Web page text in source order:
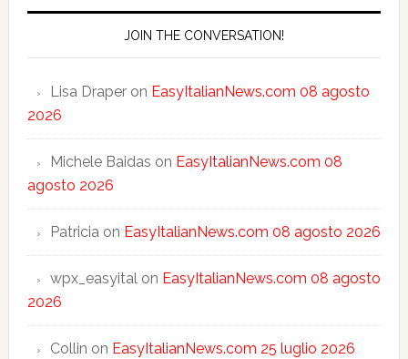
JOIN THE CONVERSATION!
Lisa Draperon EasyItalianNews.com 08 agosto
2026
Michele Baidas on EasyItalianNews.com 08
agosto 2026
Patriciaon EasyItalianNews.com 08 agosto 2026
wpx_easyitalon EasyItalianNews.com 08 agosto
2026
Collin on EasyItalianNews.com 25 luglio 2026